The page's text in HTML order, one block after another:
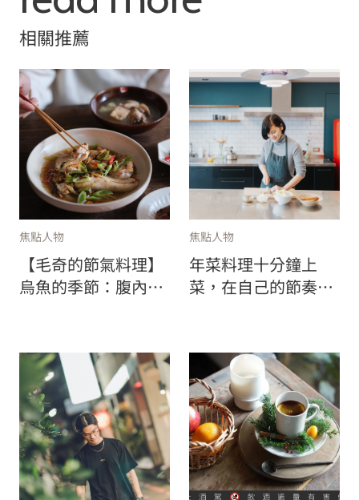
相關推薦
焦點人物
【毛奇的節氣料理】
烏魚的季節：腹內二
焦點人物
年菜料理十分鐘上
菜，在自己的節奏裡